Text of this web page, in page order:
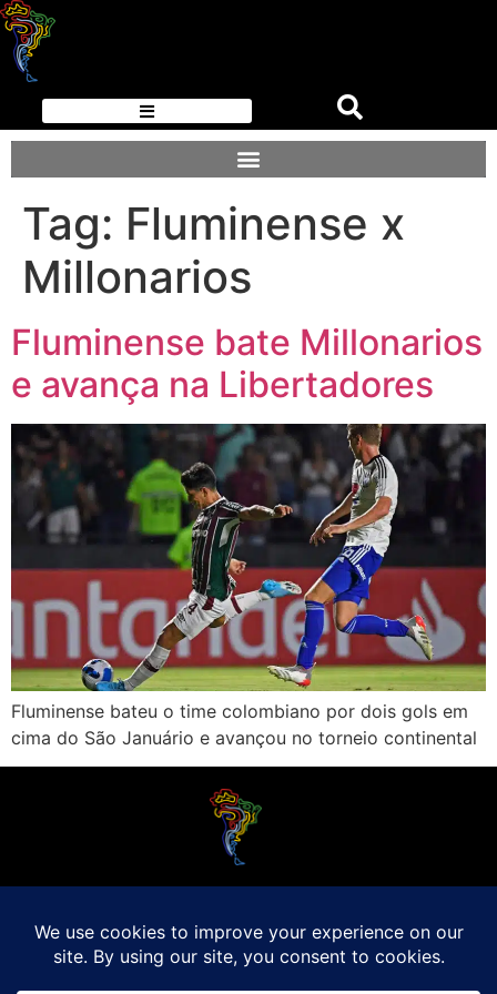
Tag: Fluminense x
Millonarios
Fluminense bate Millonarios
e avança na Libertadores
Fluminense bateu o time colombiano por dois gols em
cima do São Januário e avançou no torneio continental
quer mesmo é saber de tudo, desde a final do Brasileirão até a 5a rodada do
Peruano, com a mesma seriedade e com a mesma paixão.Leia Mais